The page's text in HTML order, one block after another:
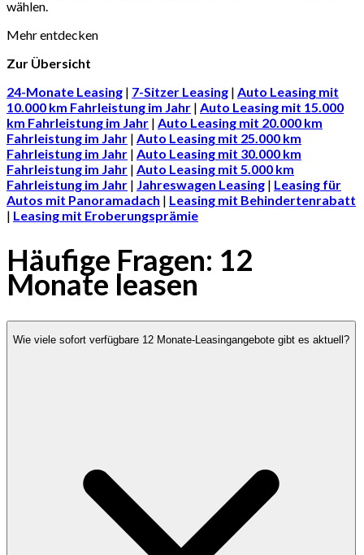
wählen.
Mehr entdecken
Zur Übersicht
24-Monate Leasing | 7-Sitzer Leasing | Auto Leasing mit
10.000 km Fahrleistung im Jahr | Auto Leasing mit 15.000
km Fahrleistung im Jahr | Auto Leasing mit 20.000 km
Fahrleistung im Jahr | Auto Leasing mit 25.000 km
Fahrleistung im Jahr | Auto Leasing mit 30.000 km
Fahrleistung im Jahr | Auto Leasing mit 5.000 km
Fahrleistung im Jahr | Jahreswagen Leasing | Leasing für
Autos mit Panoramadach | Leasing mit Behindertenrabatt
| Leasing mit Eroberungsprämie
Häufige Fragen: 12
Monate leasen
Wie viele sofort verfügbare 12 Monate-Leasingangebote gibt es aktuell?